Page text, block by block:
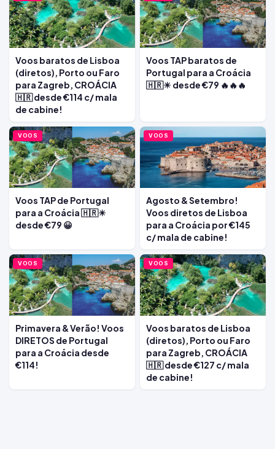
Voos baratos de Lisboa
(diretos), Porto ou Faro
para Zagreb, CROÁCIA
🇭🇷 desde €114 c/ mala
de cabine!
Voos TAP baratos de
Portugal para a Croácia
🇭🇷☀ desde €79 🔥🔥🔥
VOOS
Voos TAP de Portugal
para a Croácia 🇭🇷☀
desde €79 😀
VOOS
Agosto & Setembro!
Voos diretos de Lisboa
para a Croácia por €145
c/ mala de cabine!
VOOS
Primavera & Verão! Voos
DIRETOS de Portugal
para a Croácia desde
€114!
VOOS
Voos baratos de Lisboa
(diretos), Porto ou Faro
para Zagreb, CROÁCIA
🇭🇷 desde €127 c/ mala
de cabine!